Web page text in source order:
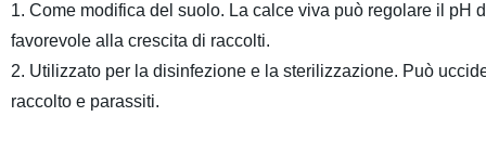
1. Come modifica del suolo. La calce viva può regolare il pH
favorevole alla crescita di raccolti.
2. Utilizzato per la disinfezione e la sterilizzazione. Può
raccolto e parassiti.